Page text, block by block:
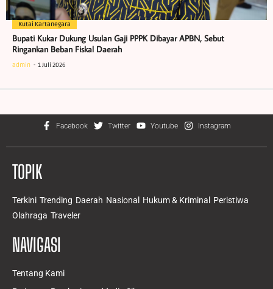
Kutai Kartanegara
Bupati Kukar Dukung Usulan Gaji PPPK Dibayar APBN, Sebut
Ringankan Beban Fiskal Daerah
admin 1 Juli 2026
Facebook Twitter Youtube Instagram
TOPIK
Terkini Trending Daerah Nasional Hukum & Kriminal
Peristiwa
Olahraga Traveler
NAVIGASI
Tentang Kami